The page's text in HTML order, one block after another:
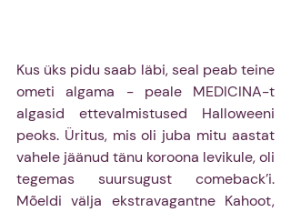
Kus üks pidu saab läbi, seal peab teine
ometi algama - peale MEDICINA-t
algasid ettevalmistused Halloweeni
peoks. Üritus, mis oli juba mitu aastat
vahele jäänud tänu koroona levikule, oli
tegemas suursugust comeback’i.
Mõeldi välja ekstravagantne Kahoot,